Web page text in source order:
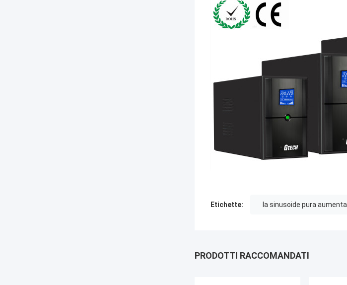
Etichette: la sinusoide pura aumenta
PRODOTTI RACCOMANDATI